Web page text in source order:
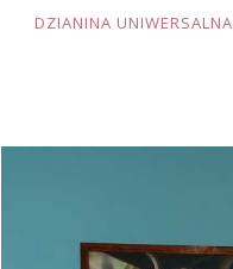
JOULEDZIANINA UNIWERSALNA